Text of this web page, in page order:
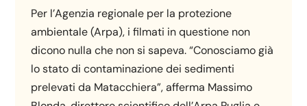
Per l’Agenzia regionale per la protezione
ambientale (Arpa), i filmati in questione non
dicono nulla che non si sapeva. “Conosciamo già
lo stato di contaminazione dei sedimenti
prelevati da Matacchiera”, afferma Massimo